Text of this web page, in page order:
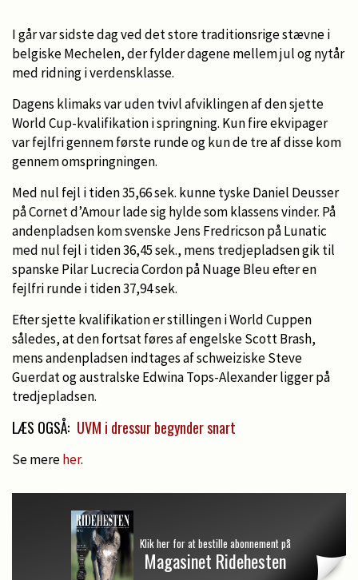
I går var sidste dag ved det store traditionsrige stævne i
belgiske Mechelen, der fylder dagene mellem jul og nytår
med ridning i verdensklasse.
Dagens klimaks var uden tvivl afviklingen af den sjette
World Cup-kvalifikation i springning. Kun fire ekvipager
var fejlfri gennem første runde og kun de tre af disse kom
gennem omspringningen.
Med nul fejl i tiden 35,66 sek. kunne tyske Daniel Deusser
på Cornet d’Amour lade sig hylde som klassens vinder. På
andenpladsen kom svenske Jens Fredricson på Lunatic
med nul fejl i tiden 36,45 sek., mens tredjepladsen gik til
spanske Pilar Lucrecia Cordon på Nuage Bleu efter en
fejlfri runde i tiden 37,94 sek.
Efter sjette kvalifikation er stillingen i World Cuppen
således, at den fortsat føres af engelske Scott Brash,
mens andenpladsen indtages af schweiziske Steve
Guerdat og australske Edwina Tops-Alexander ligger på
tredjepladsen.
LÆS OGSÅ: UVM i dressur begynder snart
Se mereher.
Klik her for at bestille abonnement på
Magasinet Ridehesten